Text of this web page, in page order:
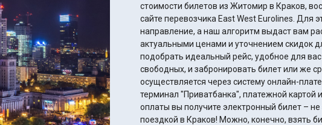
стоимости билетов из Житомир в Краков,
сайте перевозчика East West Eurolines. Для
направление, а наш алгоритм выдаст вам
актуальными ценами и уточнением скидок для
подобрать идеальный рейс, удобное для
свободных, и забронировать билет или же
осуществляется через систему онлайн-
терминал "Приватбанка", платежной картой
оплаты вы получите электронный билет –
поездкой в Краков! Можно, конечно, взять